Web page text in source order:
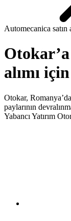
Automecanica satın
alımı
Otokar,
paylarının
Yabancı Yatırım